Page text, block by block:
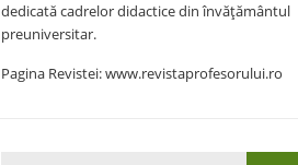
dedicată cadrelor didactice din învățământul
preuniversitar.
Pagina Revistei: www.revistaprofesorului.ro